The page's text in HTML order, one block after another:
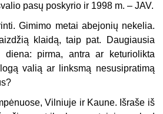
pasų poskyrio ir 1998 m. – JAV.
Gimimo metai abejonių nekelia.
klaidą, taip pat. Daugiausia
diena: pirma, antra ar keturiolikta
valią ar linksmą nesusipratimą
Vilniuje ir Kaune. Išraše iš